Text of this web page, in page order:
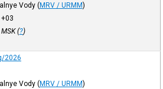
Vody (MRV / URMM)
+03
MSK(?)
2026
Vody (MRV / URMM)